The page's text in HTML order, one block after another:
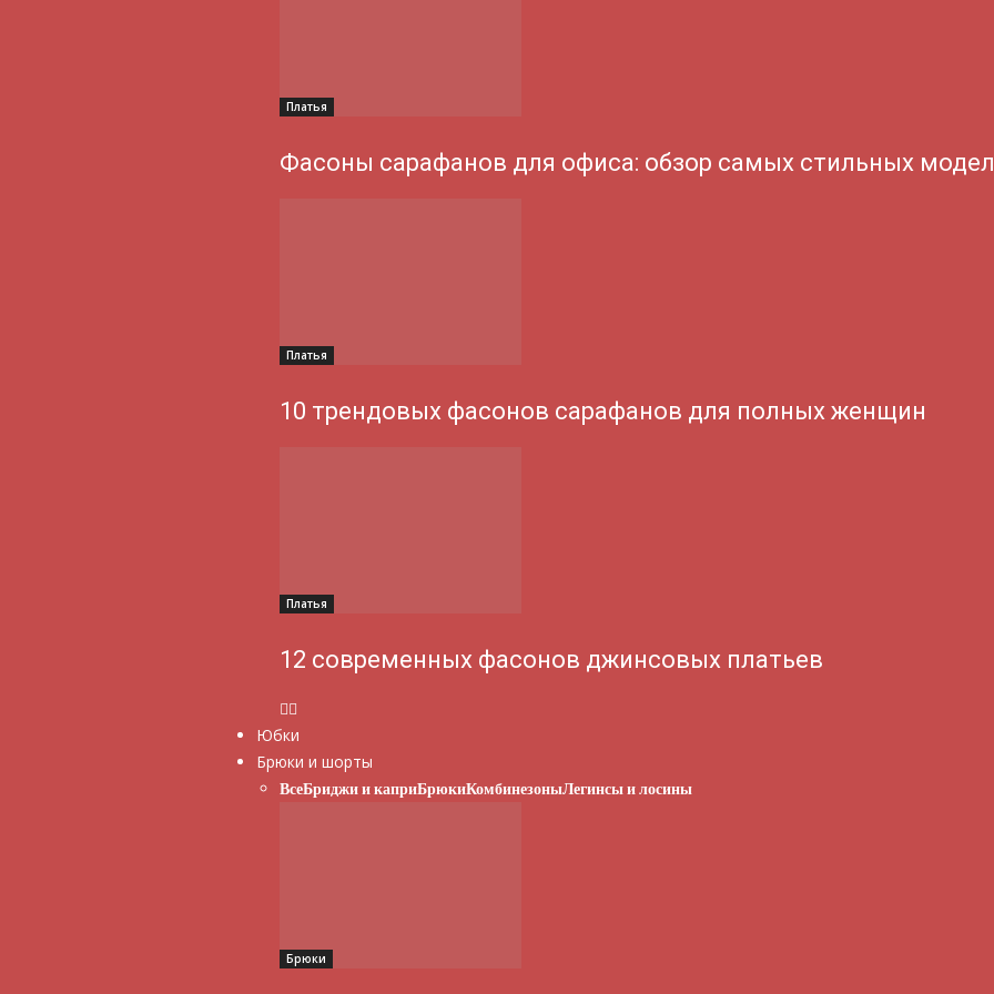
Платья
Фасоны сарафанов для офиса: обзор самых стильных
Платья
10 трендовых фасонов сарафанов для полных женщин
Платья
12 современных фасонов джинсовых платьев
Юбки
Брюки и шорты
ВсеБриджи и каприБрюкиКомбинезоныЛегинсы и лосины
Брюки